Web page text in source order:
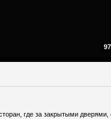
где за закрытыми